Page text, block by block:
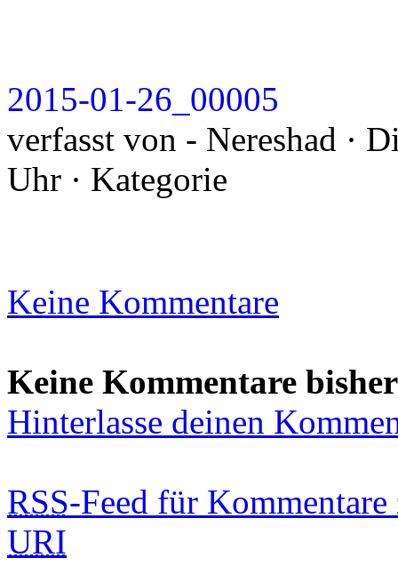
2015-01-26_00005
verfasst von - Nereshad ·
Uhr · Kategorie
Keine Kommentare
Keine Kommentare bisher
Hinterlasse deinen
RSS-Feed für
URI